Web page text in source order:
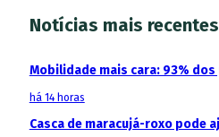
Notícias mais recentes
Mobilidade mais cara: 93%
há 14 horas
Casca de maracujá-roxo pode